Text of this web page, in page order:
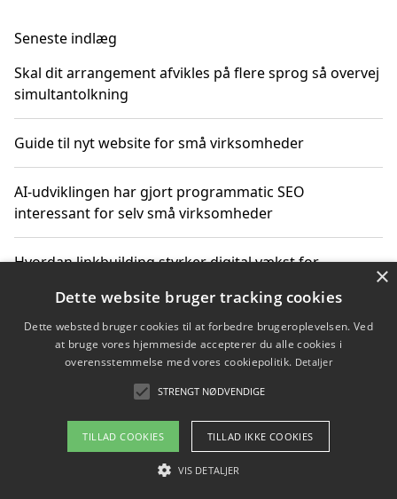
Seneste indlæg
Skal dit arrangement afvikles på flere sprog så overvej
simultantolkning
Guide til nyt website for små virksomheder
AI-udviklingen har gjort programmatic SEO
interessant for selv små virksomheder
Hvordan linkbuilding styrker digital vækst for
Sådan har udviklingen inden for genbrug af elektronik
ændret sig
Copyright 2026 - Pilanto Aps
Om / kontakt
×
Dette website bruger tracking cookies
Dette websted bruger cookies til at forbedre brugeroplevelsen. Ved
at bruge vores hjemmeside accepterer du alle cookies i
overensstemmelse med vores cookiepolitik. Detaljer
STRENGT NØDVENDIGE
TILLAD COOKIES TILLAD IKKE COOKIES
VIS DETALJER